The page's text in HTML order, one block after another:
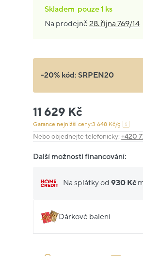
Skladem pouze1 ks
Na prodejně28. října 769/14
-20% kód:SRPEN20
11 629 Kč
Garance nejnižší ceny:3 648 Kč/g
Nebo objednejte telefonicky:+420
Další možnosti financování:
Na splátky od930 Kč
Dárkové balení